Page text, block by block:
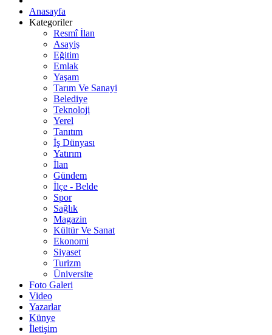
Anasayfa
Kategoriler
Resmî İlan
Asayiş
Eğitim
Emlak
Yaşam
Tarım Ve Sanayi
Belediye
Teknoloji
Yerel
Tanıtım
İş Dünyası
Yatırım
İlan
Gündem
İlçe - Belde
Spor
Sağlık
Magazin
Kültür Ve Sanat
Ekonomi
Siyaset
Turizm
Üniversite
Foto Galeri
Video
Yazarlar
Künye
İletişim